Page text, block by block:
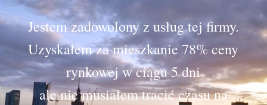
Jestem zadowolony z usług tej firmy.
Uzyskałem za mieszkanie 78% ceny
rynkowej w ciągu 5 dni
ale nie musiałem tracić czasu na